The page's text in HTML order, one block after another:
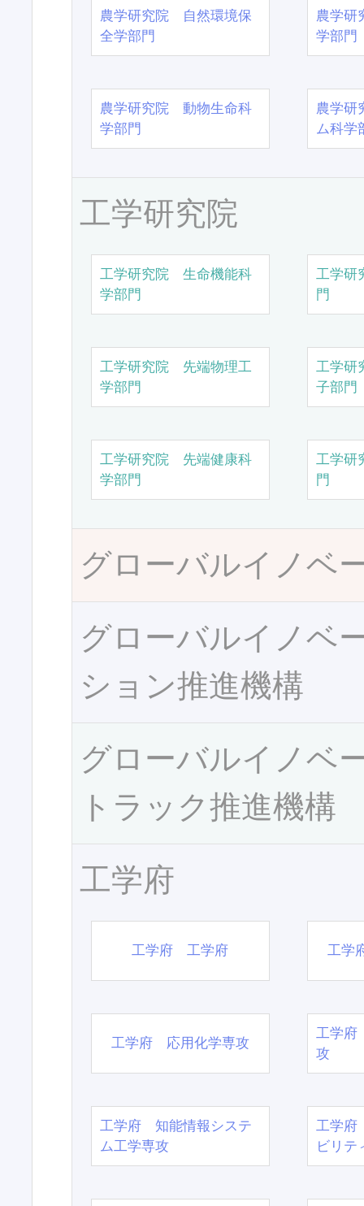
農学研究院 自然環境保
全学部門
農学
学部門
農学研究院 動物生命科
学部門
農学
ム科学
工学研究院
工学研究院 生命機能科
学部門
工学研
門
工学研究院 先端物理工
学部門
工学研
子部門
工学研究院 先端健康科
学部門
工学研
門
グローバルイノベ
グローバルイノベ
ション推進機構
グローバルイノベ
トラック推進機構
工学府
工学府 工学府 工学
工学府 応用化学専攻
工学府
攻
工学府 知能情報システ
ム工学専攻
工学府
ビリテ